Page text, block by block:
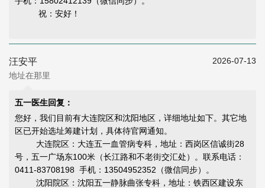
祝：安好！
汪安平
2026-07-13
地址在那里
五一医生回复：
您好，我们目前有大连院区和沈阳地区，详细地址如下。其它地
区已开始选址筹建计划，具体待官网通知。
大连院区：大连五一血管病专科，地址：西岗区信诚街28
号，五一广场东100米（长江路和不老街交汇处）。联系电话：
0411-83708198 手机：13504952352（微信同步）。
沈阳院区：沈阳五一静脉曲张专科，地址：铁西区建设东